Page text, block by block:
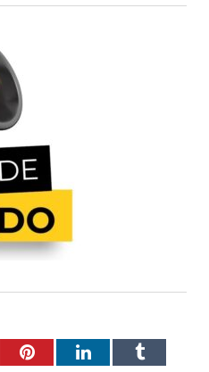
PinterestLinkedInTumblr